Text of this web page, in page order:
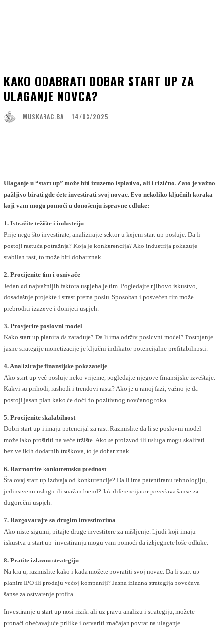
KAKO ODABRATI DOBAR START UP ZA
ULAGANJE NOVCA?
MUSKARAC.BA 14/03/2025
Ulaganje u “start up” može biti izuzetno isplativo, ali i rizično. Zato je važno
pažljivo birati gde ćete investirati svoj novac. Evo nekoliko ključnih koraka
koji vam mogu pomoći u donošenju ispravne odluke:
1. Istražite tržište i industriju
Prije nego što investirate, analizirajte sektor u kojem start up posluje. Da li
postoji rastuća potražnja? Koja je konkurencija? Ako industrija pokazuje
stabilan rast, to može biti dobar znak.
2. Procijenite tim i osnivače
Jedan od najvažnijih faktora uspjeha je tim. Pogledajte njihovo iskustvo,
dosadašnje projekte i strast prema poslu. Sposoban i posvećen tim može
prebroditi izazove i donijeti uspjeh.
3. Provjerite poslovni model
Kako start up planira da zarađuje? Da li ima održiv poslovni model? Postojanje
jasne strategije monetizacije je ključni indikator potencijalne profitabilnosti.
4. Analizirajte finansijske pokazatelje
Ako start up već posluje neko vrijeme, pogledajte njegove finansijske izveštaje.
Kakvi su prihodi, rashodi i trendovi rasta? Ako je u ranoj fazi, važno je da
postoji jasan plan kako će doći do pozitivnog novčanog toka.
5. Procijenite skalabilnost
Dobri start up-i imaju potencijal za rast. Razmislite da li se poslovni model
može lako proširiti na veće tržište. Ako se proizvod ili usluga mogu skalirati
bez velikih dodatnih troškova, to je dobar znak.
6. Razmotrite konkurentsku prednost
Šta ovaj start up izdvaja od konkurencije? Da li ima patentiranu tehnologiju,
jedinstvenu uslugu ili snažan brend? Jak diferencijator povećava šanse za
dugoročni uspjeh.
7. Razgovarajte sa drugim investitorima
Ako niste sigurni, pitajte druge investitore za mišljenje. Ljudi koji imaju
iskustva u start up investiranju mogu vam pomoći da izbjegnete loše odluke.
8. Pratite izlaznu strategiju
Na kraju, razmislite kako i kada možete povratiti svoj novac. Da li start up
planira IPO ili prodaju većoj kompaniji? Jasna izlazna strategija povećava
šanse za ostvarenje profita.
Investiranje u start up nosi rizik, ali uz pravu analizu i strategiju, možete
pronaći obećavajuće prilike i ostvariti značajan povrat na ulaganje.